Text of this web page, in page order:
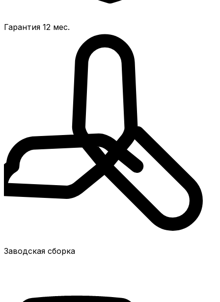
Гарантия 12 мес.
Заводская сборка